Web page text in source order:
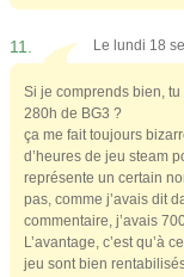
11. Le lundi 18
Si je comprends bien,
280h de BG3 ?
ça me fait toujours
d’heures de jeu steam
représente un certain
pas, comme j’avais dit
commentaire, j’avais
L’avantage, c’est qu’à
jeu sont bien